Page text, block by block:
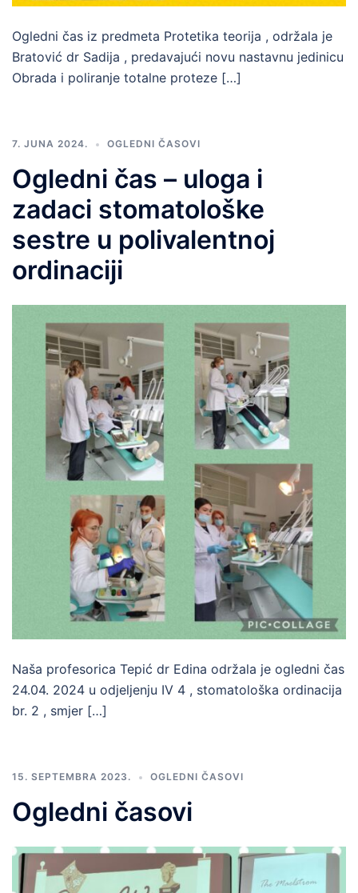
Ogledni čas iz predmeta Protetika teorija , održala je
Bratović dr Sadija , predavajući novu nastavnu jedinicu
Obrada i poliranje totalne proteze […]
7. JUNA 2024. OGLEDNI ČASOVI
Ogledni čas – uloga i
zadaci stomatološke
sestre u polivalentnoj
ordinaciji
Naša profesorica Tepić dr Edina održala je ogledni čas
24.04. 2024 u odjeljenju IV 4 , stomatološka ordinacija
br. 2 , smjer […]
15. SEPTEMBRA 2023. OGLEDNI ČASOVI
Ogledni časovi